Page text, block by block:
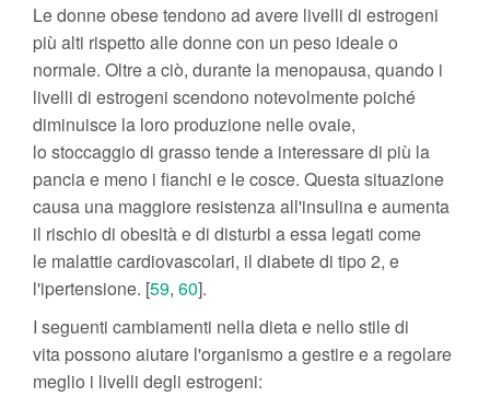
Le donne obese tendono ad avere livelli di estrogeni
più alti rispetto alle donne con un peso ideale o
normale. Oltre a ciò, durante la menopausa, quando i
livelli di estrogeni scendono notevolmente poiché
diminuisce la loro produzione nelle ovaie,
lo stoccaggio di grasso tende a interessare di più la
pancia e meno i fianchi e le cosce. Questa situazione
causa una maggiore resistenza all'insulina e aumenta
il rischio di obesità e di disturbi a essa legati come
le malattie cardiovascolari, il diabete di tipo 2, e
l'ipertensione. [59, 60].
I seguenti cambiamenti nella dieta e nello stile di
vita possono aiutare l'organismo a gestire e a regolare
meglio i livelli degli estrogeni: